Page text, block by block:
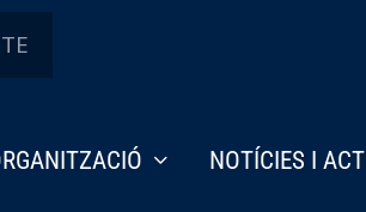
NOTÍCIES I